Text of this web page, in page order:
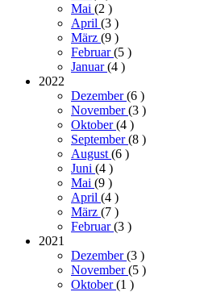
Mai (2 )
April (3 )
März (9 )
Februar(5 )
Januar(4 )
2022
Dezember(6 )
November(3 )
Oktober(4 )
September(8 )
August(6 )
Juni (4 )
Mai (9 )
April (4 )
März (7 )
Februar(3 )
2021
Dezember(3 )
November(5 )
Oktober(1 )